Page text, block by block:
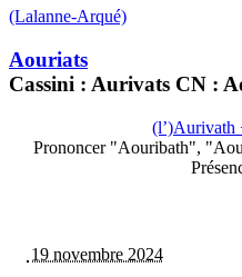
(Lalanne-Arqué)
Aouriats
Cassini : Aurivats CN :
(l’)Aurivath
Prononcer "Aouribath",
19 novembre 2024